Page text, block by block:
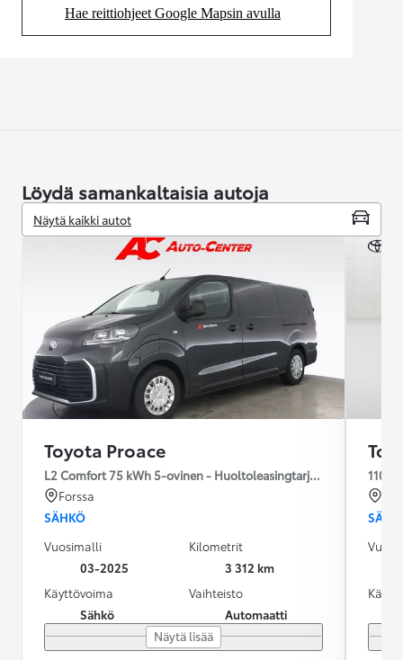
Hae reittiohjeet Google Mapsin avulla
(Aukeaa uudessa välilehdessä)
Löydä samankaltaisia autoja
Näytä kaikki autot
Toyota Proace
L2 Comfort 75 kWh 5-ovinen - Huoltoleasingtarjous 48kk /
Forssa
SÄHKÖ
Vuosimalli
03-2025
Kilometrit
3 312 km
Käyttövoima
Sähkö
Vaihteisto
Automaatti
Näytä lisää
110